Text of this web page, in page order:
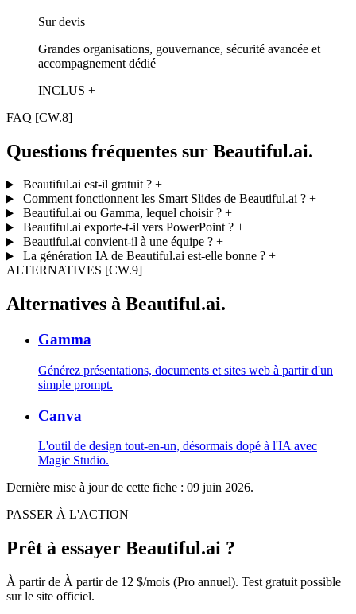
Sur devis
Grandes organisations, gouvernance, sécurité avancée et
accompagnement dédié
INCLUS +
FAQ [CW.8]
Questions fréquentes sur Beautiful.ai.
Beautiful.ai est-il gratuit ? +
Comment fonctionnent les Smart Slides de Beautiful.ai ? +
Beautiful.ai ou Gamma, lequel choisir ? +
Beautiful.ai exporte-t-il vers PowerPoint ? +
Beautiful.ai convient-il à une équipe ? +
La génération IA de Beautiful.ai est-elle bonne ? +
ALTERNATIVES [CW.9]
Alternatives à Beautiful.ai.
Gamma
Générez présentations, documents et sites web à partir d'un
simple prompt.
Canva
L'outil de design tout-en-un, désormais dopé à l'IA avec
Magic Studio.
Dernière mise à jour de cette fiche : 09 juin 2026.
PASSER À L'ACTION
Prêt à essayer Beautiful.ai ?
À partir de À partir de 12 $/mois (Pro annuel). Test gratuit possible
sur le site officiel.